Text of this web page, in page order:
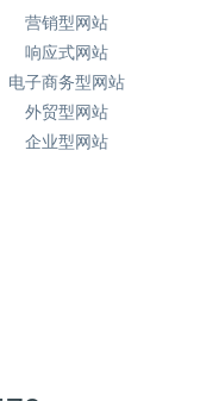
营销型网站
响应式网站
电子商务型网站
外贸型网站
企业型网站